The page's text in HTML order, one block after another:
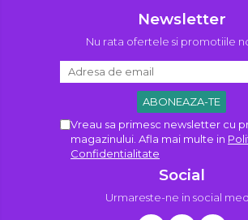
Newsletter
Nu rata ofertele si promotiile
Vreau sa primesc newsletter cu
magazinului. Afla mai multe in
Confidentialitate
Social
Urmareste-ne in social